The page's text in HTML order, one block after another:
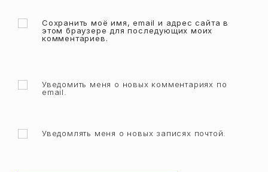
Сохранить моё имя, email и адрес сайта в
этом браузере для последующих моих
комментариев.
Уведомить меня о новых комментариях по
email.
Уведомлять меня о новых записях почтой.